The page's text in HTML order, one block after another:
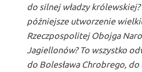
do silnej władzy
późniejsze utworzenie
Rzeczpospolitej Obojga
Jagiellonów? To wszystko
do Bolesława Chrobrego, do